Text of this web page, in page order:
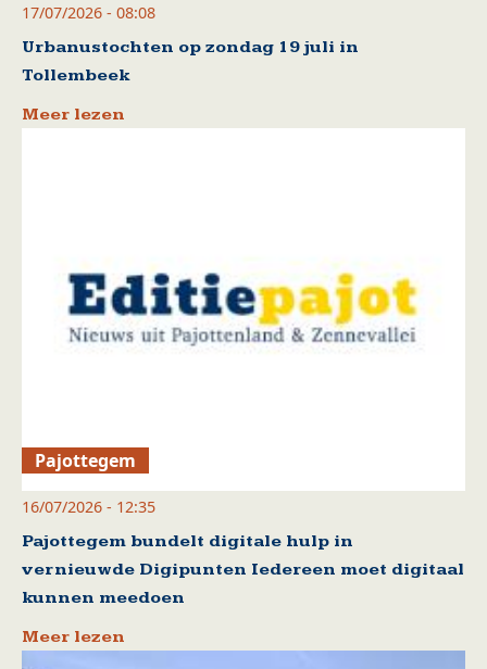
17/07/2026 - 08:08
Urbanustochten op zondag 19 juli in
Tollembeek
Meer lezen
Pajottegem
16/07/2026 - 12:35
Pajottegem bundelt digitale hulp in
vernieuwde Digipunten Iedereen moet digitaal
kunnen meedoen
Meer lezen